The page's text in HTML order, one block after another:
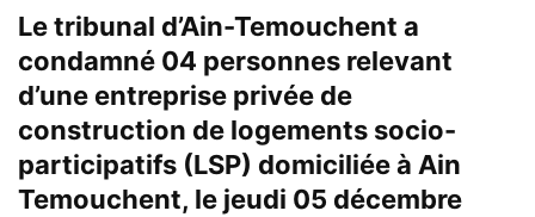
Le tribunal d’Ain-Temouchent a
condamné 04 personnes relevant
d’une entreprise privée de
construction de logements socio-
participatifs (LSP) domiciliée à Ain
Temouchent, le jeudi 05 décembre